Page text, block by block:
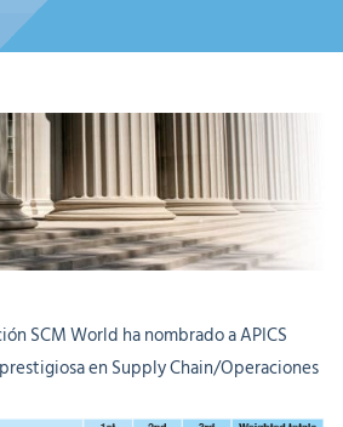
SCM World ha nombrado a APICS
en Supply Chain/Operaciones